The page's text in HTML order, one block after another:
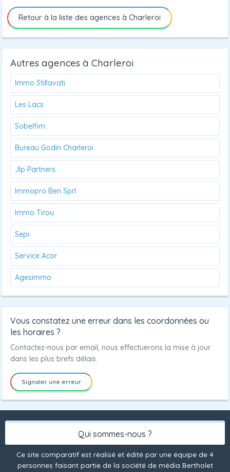
Retour à la liste des agences à Charleroi
Autres agences à Charleroi
Immo Stillavati
Les Lacs
Sobelfim
Bureau Godin Charleroi
Jlp Partners
Immopro Ben Sprl
Immo Tirou
Sepi
Service Acor
Agesimmo
Vous constatez une erreur dans les coordonnées ou
les horaires ?
Contactez-nous par email, nous effectuerons la mise à jour
dans les plus brefs délais.
Signaler une erreur
Qui sommes-nous ?
Ce site comparatif est réalisé et édité par une équipe de 4
personnes faisant partie de la société de média Bertholet